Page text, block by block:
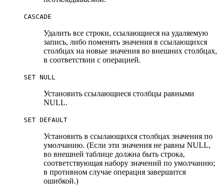
CASCADE
Удалить все строки, ссылающиеся на удаляемую
запись, либо поменять значения в ссылающихся
столбцах на новые значения во внешних столбцах,
в соответствии с операцией.
SET NULL
Установить ссылающиеся столбцы равными
NULL.
SET DEFAULT
Установить в ссылающихся столбцах значения по
умолчанию. (Если эти значения не равны NULL,
во внешней таблице должна быть строка,
соответствующая набору значений по умолчанию;
в противном случае операция завершится
ошибкой.)